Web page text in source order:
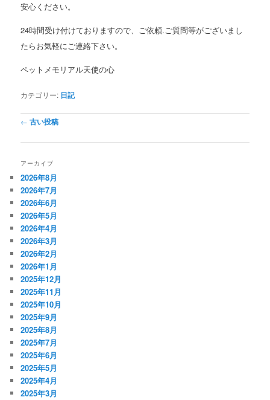
安心ください。
24時間受け付けておりますので、ご依頼.ご質問等がございまし
たらお気軽にご連絡下さい。
ペットメモリアル天使の心
カテゴリー: 日記
投稿ナビゲーション
← 古い投稿
アーカイブ
2026年8月
2026年7月
2026年6月
2026年5月
2026年4月
2026年3月
2026年2月
2026年1月
2025年12月
2025年11月
2025年10月
2025年9月
2025年8月
2025年7月
2025年6月
2025年5月
2025年4月
2025年3月